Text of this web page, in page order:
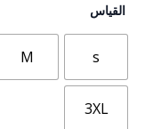
القياس
s
M
3XL